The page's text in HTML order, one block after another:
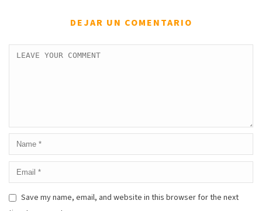
DEJAR UN COMENTARIO
Save my name, email, and website in this browser for the next